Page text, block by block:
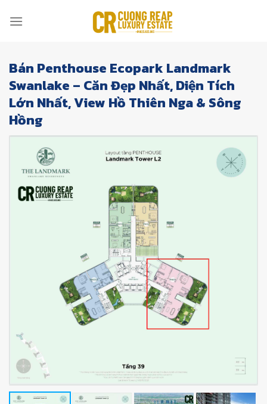
Bán Penthouse Ecopark Landmark
Swanlake – Căn Đẹp Nhất, Diện Tích
Lớn Nhất, View Hồ Thiên Nga & Sông
Hồng